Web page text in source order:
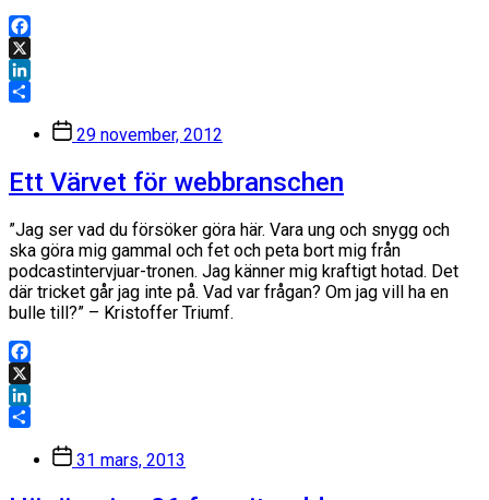
Facebook
X
LinkedIn
Inläggsdatum
29 november, 2012
Ett Värvet för webbranschen
”Jag ser vad du försöker göra här. Vara ung och snygg och
ska göra mig gammal och fet och peta bort mig från
podcastintervjuar-tronen. Jag känner mig kraftigt hotad. Det
där tricket går jag inte på. Vad var frågan? Om jag vill ha en
bulle till?” – Kristoffer Triumf.
Facebook
X
LinkedIn
Inläggsdatum
31 mars, 2013